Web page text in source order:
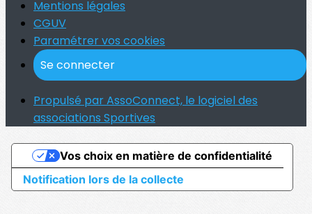
Mentions légales
CGUV
Paramétrer vos cookies
Se connecter
Propulsé par AssoConnect, le logiciel des
associations Sportives
Notification lors de la collecte
Vos choix en matière de confidentialité